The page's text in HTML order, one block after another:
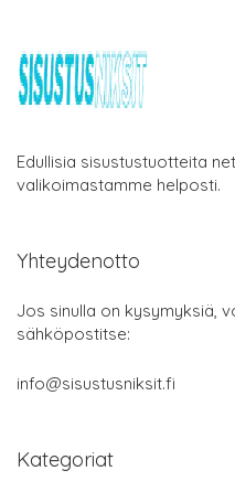
Edullisia sisustustuotteita
valikoimastamme helposti.
Yhteydenotto
Jos sinulla on kysymyksiä,
sähköpostitse:
info@sisustusniksit.fi
Kategoriat